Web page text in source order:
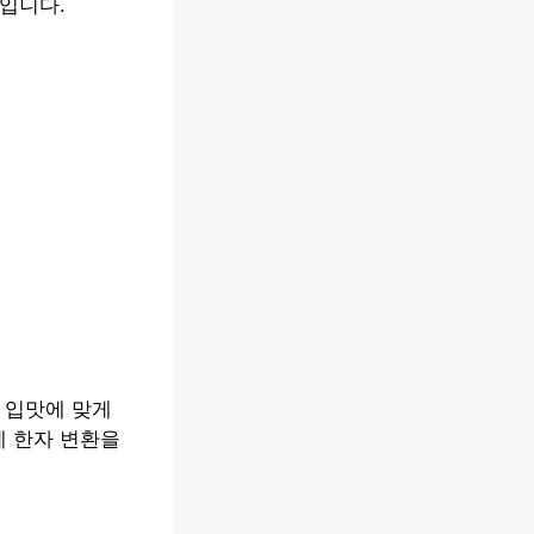
니다.
맛에 맞게
한자 변환을